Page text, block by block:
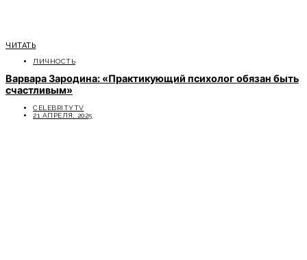
ЧИТАТЬ
ЛИЧНОСТЬ
Варвара Зародина: «Практикующий психолог обязан быть
счастливым»
CELEBRITYTV
21 АПРЕЛЯ, 2025